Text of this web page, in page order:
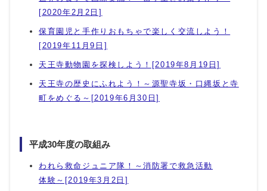
[2020年2月2日]
保育園児と手作りおもちゃで楽しく交流しよう！
[2019年11月9日]
天王寺動物園を探検しよう！[2019年8月19日]
天王寺の歴史にふれよう！～源聖寺坂・口縄坂と寺
町をめぐる～[2019年6月30日]
平成30年度の取組み
われら救命ジュニア隊！～消防署で救急活動
体験～[2019年3月2日]